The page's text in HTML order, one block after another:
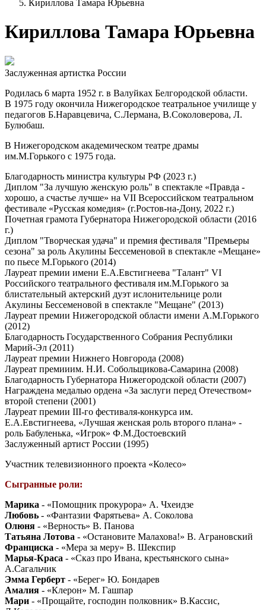
Кириллова Тамара Юрьевна
Кириллова Тамара Юрьевна
Заслуженная артистка России
Родилась 6 марта 1952 г. в Валуйках Белгородской области.
В 1975 году окончила Нижегородское театральное училище у
педагогов Б.Наравцевича, С.Лермана, В.Соколоверова, Л.
Булюбаш.
В Нижегородском академическом театре драмы
им.М.Горького с 1975 года.
Благодарность министра культуры РФ (2023 г.)
Диплом "За лучшую женскую роль" в спектакле «Правда -
хорошо, а счастье лучше» на VII Всероссийском театральном
фестивале «Русская комедия» (г.Ростов-на-Дону, 2022 г.)
Почетная грамота Губернатора Нижегородской области (2016
г.)
Диплом "Творческая удача" и премия фестиваля "Премьеры
сезона" за роль Акулины Бессеменовой в спектакле «Мещане»
по пьесе М.Горького (2014)
Лауреат премии имени Е.А.Евстигнеева "Талант" VI
Российского театрального фестиваля им.М.Горького за
блистательный актерский дуэт ислонительнице роли
Акулины Бессеменовой в спектакле "Мещане" (2013)
Лауреат премии Нижегородской области имени А.М.Горького
(2012)
Благодарность Государственного Собрания Республики
Марий-Эл (2011)
Лауреат премии Нижнего Новгорода (2008)
Лауреат премииим. Н.И. Собольщикова-Самарина (2008)
Благодарность Губернатора Нижегородской области (2007)
Награждена медалью ордена «За заслуги перед Отечеством»
второй степени (2001)
Лауреат премии III-го фестиваля-конкурса им.
Е.А.Евстигнеева, «Лучшая женская роль второго плана» -
роль Бабуленька, «Игрок» Ф.М.Достоевский
Заслуженный артист России (1995)
Участник телевизионного проекта «Колесо»
Сыгранные роли:
Марика - «Помощник прокурора» А. Чхеидзе
Любовь - «Фантазии Фарятьева» А. Соколова
Олюня - «Верность» В. Панова
Татьяна Лотова - «Остановите Малахова!» В. Аграновский
Франциска - «Мера за меру» В. Шекспир
Марья-Краса - «Сказ про Ивана, крестьянского сына»
А.Сагальчик
Эмма Герберт - «Берег» Ю. Бондарев
Амалия - «Клерон» М. Гашпар
Мари - «Прощайте, господин полковник» В.Кассис,